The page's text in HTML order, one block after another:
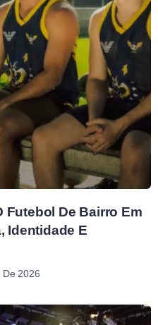
Futebol De Bairro Em
Identidade E
De 2026